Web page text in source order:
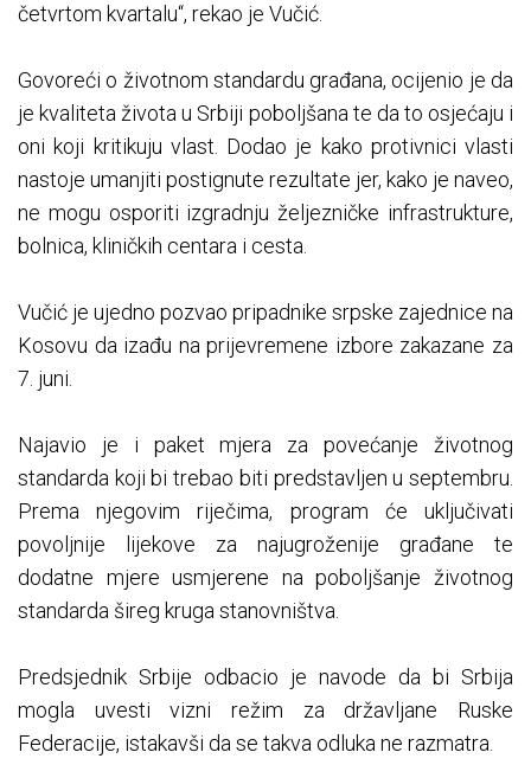
četvrtom kvartalu“, rekao je Vučić.
Govoreći o životnom standardu građana, ocijenio je da
je kvaliteta života u Srbiji poboljšana te da to osjećaju i
oni koji kritikuju vlast. Dodao je kako protivnici vlasti
nastoje umanjiti postignute rezultate jer, kako je naveo,
ne mogu osporiti izgradnju željezničke infrastrukture,
bolnica, kliničkih centara i cesta.
Vučić je ujedno pozvao pripadnike srpske zajednice na
Kosovu da izađu na prijevremene izbore zakazane za
7. juni.
Najavio je i paket mjera za povećanje životnog
standarda koji bi trebao biti predstavljen u septembru.
Prema njegovim riječima, program će uključivati
povoljnije lijekove za najugroženije građane te
dodatne mjere usmjerene na poboljšanje životnog
standarda šireg kruga stanovništva.
Predsjednik Srbije odbacio je navode da bi Srbija
mogla uvesti vizni režim za državljane Ruske
Federacije, istakavši da se takva odluka ne razmatra.